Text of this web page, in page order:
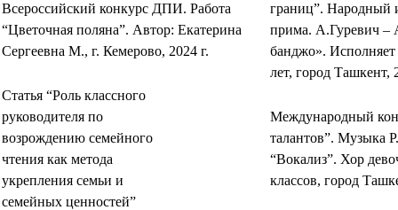
Всероссийский конкурс ДПИ. Работа
“Цветочная поляна”. Автор: Екатерина
Сергеевна М., г. Кемерово, 2024 г.
границ”. Народный
прима. А.Гуревич –
банджо».
лет, город Ташкент,
Статья “Роль классного
руководителя по
возрождению семейного
чтения как метода
укрепления семьи и
семейных ценностей”
Международный
талантов”. Музыка
“Вокализ”. Хор
классов, город